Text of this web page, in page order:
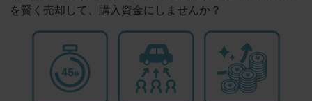
を賢く売却して、購入資金にしませんか？